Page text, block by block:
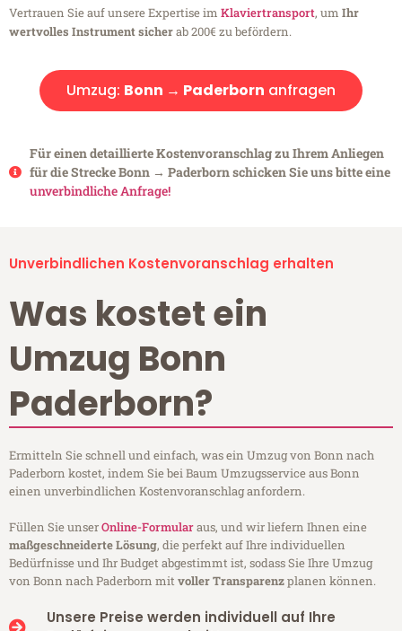
Vertrauen Sie auf unsere Expertise im Klaviertransport, um Ihr
wertvolles Instrument sicherab 200€ zu befördern.
Umzug: Bonn → Paderborn anfragen
Für einen detaillierte Kostenvoranschlag zu Ihrem Anliegen
für die Strecke Bonn → Paderborn schicken Sie uns bitte eine
unverbindliche Anfrage!
Unverbindlichen Kostenvoranschlag erhalten
Was kostet ein
Umzug Bonn
Paderborn?
Ermitteln Sie schnell und einfach, was ein Umzug von Bonn nach
Paderborn kostet, indem Sie bei Baum Umzugsservice aus Bonn
einen unverbindlichen Kostenvoranschlag anfordern.
Füllen Sie unserOnline-Formularaus, und wir liefern Ihnen eine
maßgeschneiderte Lösung, die perfekt auf Ihre individuellen
Bedürfnisse und Ihr Budget abgestimmt ist, sodass Sie Ihre Umzug
von Bonn nach Paderborn mitvoller Transparenzplanen können.
Unsere Preise werden individuell auf Ihre